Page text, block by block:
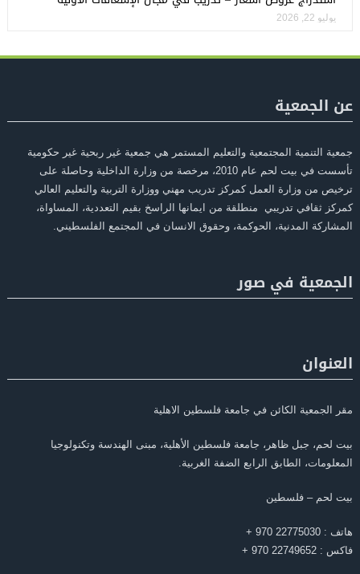
يوليو 22, 2026
عن الجمعية
جمعية التنمية المجتمعية والتعليم المستمر هي جمعية غير ربحية غير حكومية
تأسست في بيت لحم عام 2010، مرخصة من وزارة الداخلية وحاصلة على
ترخيص من وزارة العمل كمركز تدريب مهني ووزارة التربية والتعليم العالي
كمركز ثقافي تدريبي منطلقة من ايمانها الراسخ بقيم التعددية، المساواة،
المشاركة المدنية، الحوكمة، وحقوق الانسان في المجتمع الفلسطيني.
الجمعية في صور
العنوان
مقر الجمعية الكائن في جامعة فلسطين الاهلية
بيت لحم، جبل ظاهر، جامعة فلسطين الأهلية، مبنى الهندسة وتكنولوجيا
المعلومات، الطابق الرابع الضفة الغربية.
بيت لحم – فلسطين
هاتف : 22775030 970 +
فاكس : 22749652 970 +